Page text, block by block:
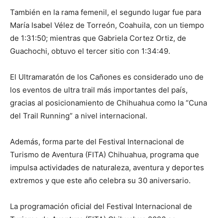
También en la rama femenil, el segundo lugar fue para
María Isabel Vélez de Torreón, Coahuila, con un tiempo
de 1:31:50; mientras que Gabriela Cortez Ortiz, de
Guachochi, obtuvo el tercer sitio con 1:34:49.
El Ultramaratón de los Cañones es considerado uno de
los eventos de ultra trail más importantes del país,
gracias al posicionamiento de Chihuahua como la “Cuna
del Trail Running” a nivel internacional.
Además, forma parte del Festival Internacional de
Turismo de Aventura (FITA) Chihuahua, programa que
impulsa actividades de naturaleza, aventura y deportes
extremos y que este año celebra su 30 aniversario.
La programación oficial del Festival Internacional de